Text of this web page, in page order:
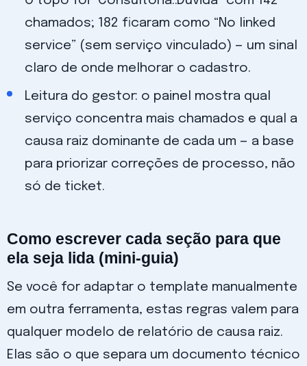
chamados; 182 ficaram como “No linked
service” (sem serviço vinculado) — um sinal
claro de onde melhorar o cadastro.
Leitura do gestor: o painel mostra qual
serviço concentra mais chamados e qual a
causa raiz dominante de cada um — a base
para priorizar correções de processo, não
só de ticket.
Como escrever cada seção para que
ela seja lida (mini-guia)
Se você for adaptar o template manualmente
em outra ferramenta, estas regras valem para
qualquer modelo de relatório de causa raiz.
Elas são o que separa um documento técnico